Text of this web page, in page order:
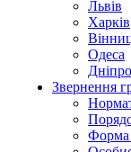
Львів
Харків
Одеса
Дніпро
Звернення
Форма